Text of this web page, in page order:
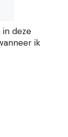
in deze
ik